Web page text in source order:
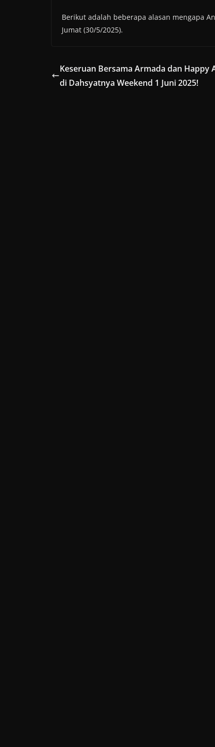
Berikut adalah beberapa alasan mengapa
Jumat (30/5/2025).
Keseruan Bersama Armada dan Happy
di Dahsyatnya Weekend 1 Juni 2025!